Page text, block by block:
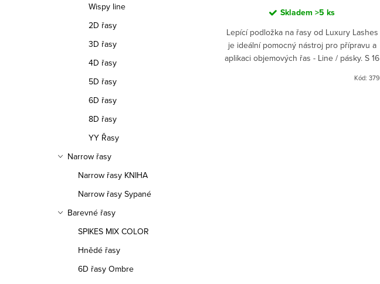
Wispy line
2D řasy
3D řasy
4D řasy
5D řasy
6D řasy
8D řasy
YY Řasy
Narrow řasy
Narrow řasy KNIHA
Narrow řasy Sypané
Barevné řasy
SPIKES MIX COLOR
Hnědé řasy
6D řasy Ombre
Skladem>5 ks
Lepící podložka na řasy od Luxury Lashes
je ideální pomocný nástroj pro přípravu a
aplikaci objemových řas - Line / pásky. S 16
Kód:379